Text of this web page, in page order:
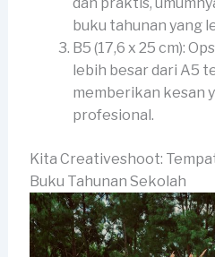
dan praktis,
buku tahunan yang
B5 (17,6 x 25 cm):
lebih besar dari A5
memberikan kesan
profesional.
Kita Creativeshoot:
Buku Tahunan Sekolah